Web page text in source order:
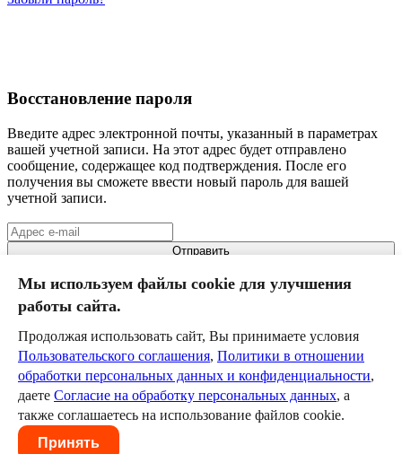
Восстановление пароля
Введите адрес электронной почты, указанный в параметрах
вашей учетной записи. На этот адрес будет отправлено
сообщение, содержащее код подтверждения. После его
получения вы сможете ввести новый пароль для вашей
учетной записи.
Отправить
Борзя
Забайкальская РДЖВ
III класс
Команда
Календарь
Новости
Служба технической поддержкиhelp@szd.online
Пользовательское соглашение
обработки персональных данных и конфиденциальности
Мы используем файлы cookie для улучшения
работы сайта.
Продолжая использовать сайт, Вы принимаете условия
Пользовательского соглашения, Политики в отношении
обработки персональных данных и конфиденциальности,
даете Согласие на обработку персональных данных, а
также соглашаетесь на использование файлов cookie.
Принять